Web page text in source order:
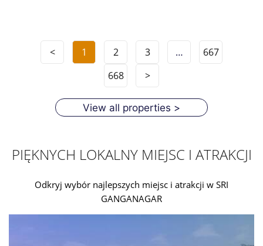
< 1 2 3 …
667
668
>
View all properties >
PIĘKNYCH LOKALNY MIEJSC I ATRAKCJI
Odkryj wybór najlepszych miejsc i atrakcji w SRI
GANGANAGAR